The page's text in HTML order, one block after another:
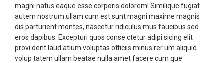
magni natus eaque esse corporis dolorem! Similique fugiat
autem nostrum ullam cum est sunt magni maxime magnis
dis parturient montes, nascetur ridiculus mus faucibus sed
eros dapibus. Excepturi quos conse ctetur adipi sicing elit
provi dent laud atium voluptas officiis minus rer um aliquid
volup tatem ullam beatae nulla amet facere cum que